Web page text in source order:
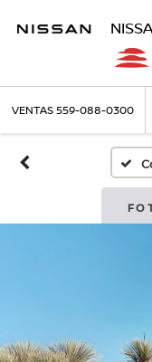
VENTAS559-088-0300